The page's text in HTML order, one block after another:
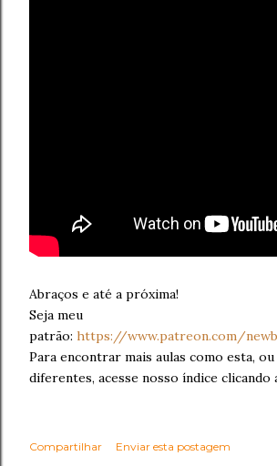
Abraços e até a próxima!
Seja meu
patrão: https://www.patreon.com/
Para encontrar mais aulas como esta,
diferentes, acesse nosso índice clicando
Compartilhar Enviar esta postagem